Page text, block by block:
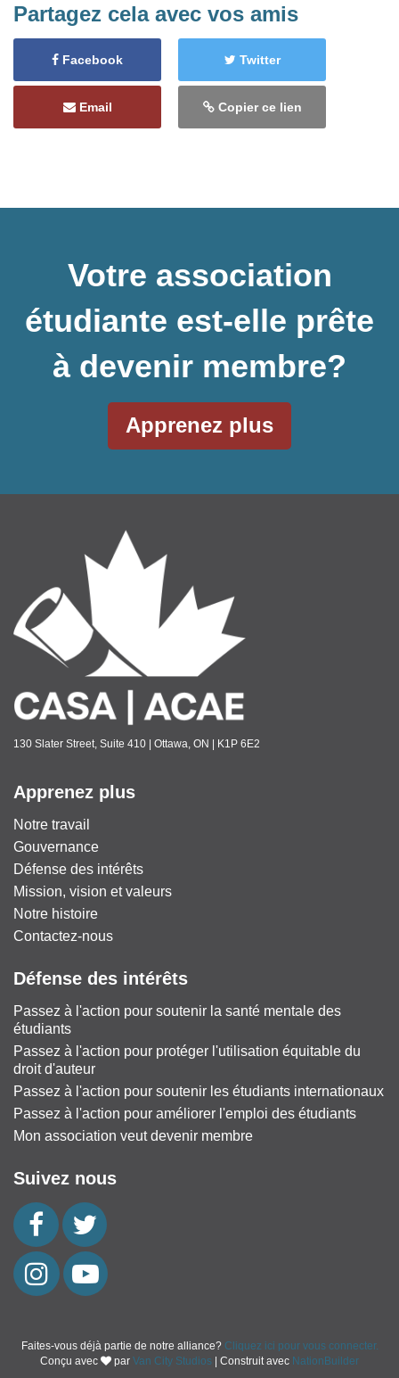
Partagez cela avec vos amis
Facebook Twitter
Email Copier ce lien
Votre association
étudiante est-elle prête
à devenir membre?
Apprenez plus
130 Slater Street, Suite 410 | Ottawa, ON | K1P 6E2
Apprenez plus
Notre travail
Gouvernance
Défense des intérêts
Mission, vision et valeurs
Notre histoire
Contactez-nous
Défense des intérêts
Passez à l'action pour soutenir la santé mentale des
étudiants
Passez à l'action pour protéger l'utilisation équitable du
droit d'auteur
Passez à l'action pour soutenir les étudiants internationaux
Passez à l'action pour améliorer l'emploi des étudiants
Mon association veut devenir membre
Suivez nous
Faites-vous déjà partie de notre alliance? Cliquez ici pour vous connecter.
Conçu avec
par Van City Studios | Construit avec NationBuilder